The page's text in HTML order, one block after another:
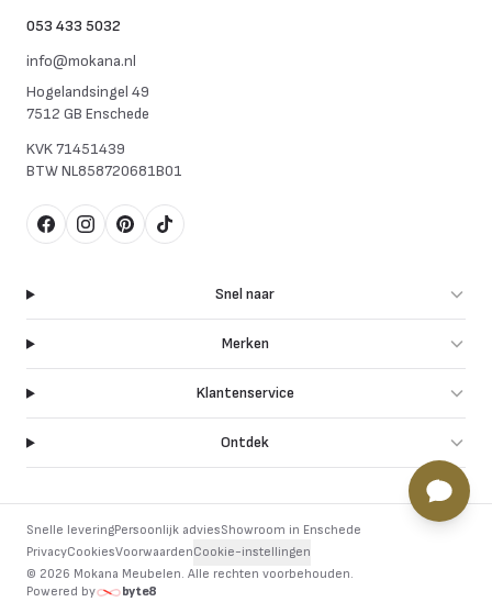
053 433 5032
info@mokana.nl
Hogelandsingel 49
7512 GB Enschede
KVK71451439
BTWNL858720681B01
FacebookInstagram
Pinterest
TikTok
Snel naar
Merken
Klantenservice
Ontdek
Snelle leveringPersoonlijk adviesShowroom in Enschede
PrivacyCookiesVoorwaardenCookie-instellingen
© 2026 Mokana Meubelen. Alle rechten voorbehouden.
Powered by
byte8